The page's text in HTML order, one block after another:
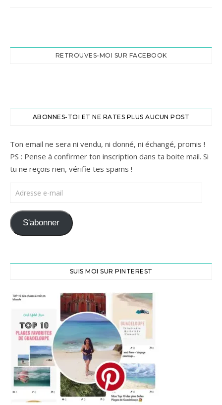
RETROUVES-MOI SUR FACEBOOK
ABONNES-TOI ET NE RATES PLUS AUCUN POST
Ton email ne sera ni vendu, ni donné, ni échangé, promis !
PS : Pense à confirmer ton inscription dans ta boite mail. Si
tu ne reçois rien, vérifie tes spams !
Adresse e-mail
S'abonner
SUIS MOI SUR PINTEREST